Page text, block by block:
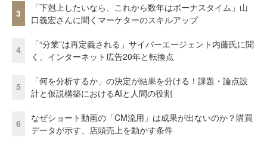
3
「下剋上したいなら、これから数年はボーナスタイム」山
口義宏さんに聞くマーケターのスキルアップ
4
「“分業”は再定義される」サイバーエージェント内藤氏に聞
く、インターネット広告20年と転換点
5
「何を分析するか」の決定が結果を分ける！課題・論点設
計と仮説構築におけるAIと人間の役割
6
なぜショート動画の「CM流用」は成果が出ないのか？購買
データが示す、店頭売上を動かす条件